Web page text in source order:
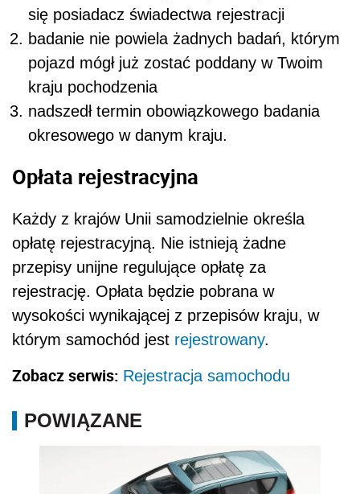
się posiadacz świadectwa rejestracji
badanie nie powiela żadnych badań, którym
pojazd mógł już zostać poddany w Twoim
kraju pochodzenia
nadszedł termin obowiązkowego badania
okresowego w danym kraju.
Opłata rejestracyjna
Każdy z krajów Unii samodzielnie określa
opłatę rejestracyjną. Nie istnieją żadne
przepisy unijne regulujące opłatę za
rejestrację. Opłata będzie pobrana w
wysokości wynikającej z przepisów kraju, w
którym samochód jest rejestrowany.
Zobacz serwis: Rejestracja samochodu
POWIĄZANE